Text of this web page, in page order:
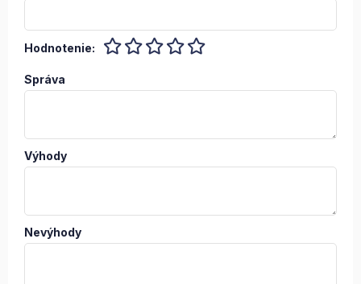
Hodnotenie:
Správa
Výhody
Nevýhody